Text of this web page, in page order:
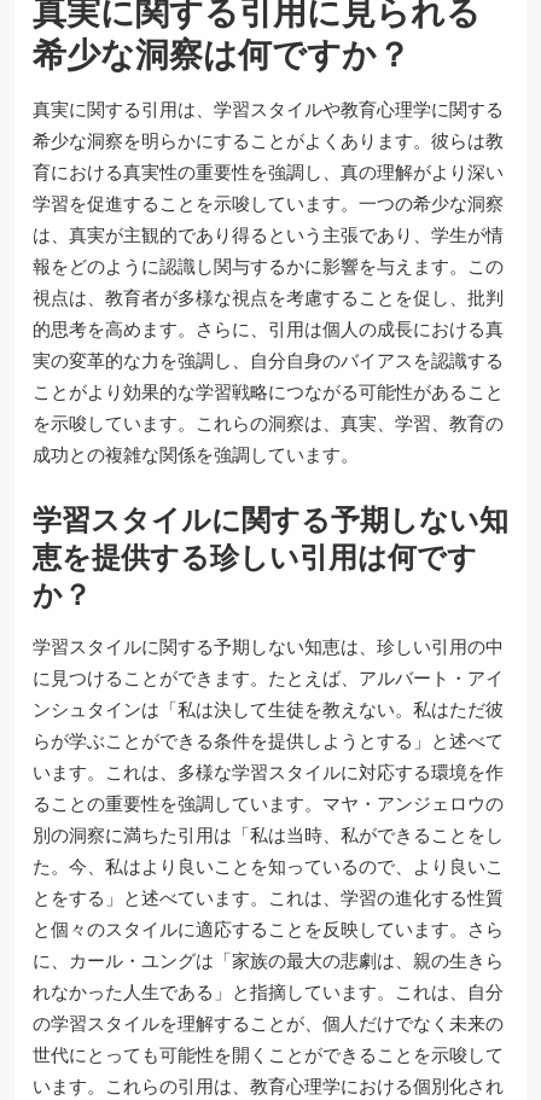
真実に関する引用に見られる
希少な洞察は何ですか？
真実に関する引用は、学習スタイルや教育心理学に関する
希少な洞察を明らかにすることがよくあります。彼らは教
育における真実性の重要性を強調し、真の理解がより深い
学習を促進することを示唆しています。一つの希少な洞察
は、真実が主観的であり得るという主張であり、学生が情
報をどのように認識し関与するかに影響を与えます。この
視点は、教育者が多様な視点を考慮することを促し、批判
的思考を高めます。さらに、引用は個人の成長における真
実の変革的な力を強調し、自分自身のバイアスを認識する
ことがより効果的な学習戦略につながる可能性があること
を示唆しています。これらの洞察は、真実、学習、教育の
成功との複雑な関係を強調しています。
学習スタイルに関する予期しない知
恵を提供する珍しい引用は何です
か？
学習スタイルに関する予期しない知恵は、珍しい引用の中
に見つけることができます。たとえば、アルバート・アイ
ンシュタインは「私は決して生徒を教えない。私はただ彼
らが学ぶことができる条件を提供しようとする」と述べて
います。これは、多様な学習スタイルに対応する環境を作
ることの重要性を強調しています。マヤ・アンジェロウの
別の洞察に満ちた引用は「私は当時、私ができることをし
た。今、私はより良いことを知っているので、より良いこ
とをする」と述べています。これは、学習の進化する性質
と個々のスタイルに適応することを反映しています。さら
に、カール・ユングは「家族の最大の悲劇は、親の生きら
れなかった人生である」と指摘しています。これは、自分
の学習スタイルを理解することが、個人だけでなく未来の
世代にとっても可能性を開くことができることを示唆して
います。これらの引用は、教育心理学における個別化され